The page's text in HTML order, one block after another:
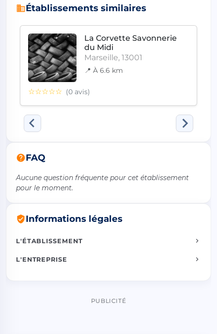
Établissements similaires
La Corvette Savonnerie
du Midi
Marseille, 13001
📍 À 6.6 km
☆☆☆☆☆ (0 avis)
FAQ
Aucune question fréquente pour cet établissement
pour le moment.
Informations légales
L'ÉTABLISSEMENT
L'ENTREPRISE
PUBLICITÉ